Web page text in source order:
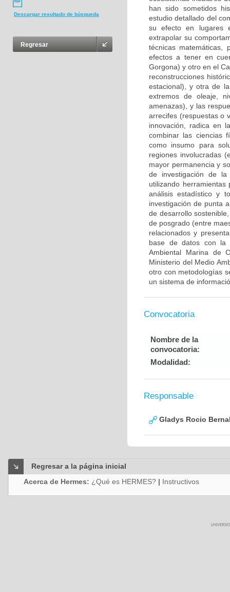
Descargar resultado de búsqueda
Regresar
han sido sometidos
estudio detallado del
su efecto en lugares
extrapolar su
técnicas matemáticas,
efectos a tener en
Gorgona) y otro en el
reconstrucciones
estacional), y otra de
extremos de oleaje,
amenazas), y las
arrecifes (respuestas o
innovación, radica en
combinar las ciencias
como insumo para
regiones involucradas
mayor permanencia y
de investigación de la
utilizando
análisis estadístico y
investigación de punta
de desarrollo
de posgrado (entre
relacionados y
base de datos con la
Ambiental Marina de
Ministerio del Medio
otro con metodologías
un sistema de
Convocatoria
Nombre de la
convocatoria:
Modalidad:
Responsable
Gladys Rocio
Regresar a la página inicial
Acerca de Hermes: ¿Qué es HERMES? | Instructivos